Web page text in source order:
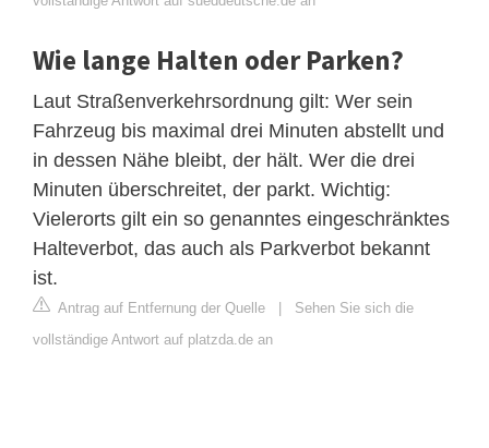
Wie lange Halten oder Parken?
Laut Straßenverkehrsordnung gilt: Wer sein
Fahrzeug bis maximal drei Minuten abstellt und
in dessen Nähe bleibt, der hält. Wer die drei
Minuten überschreitet, der parkt. Wichtig:
Vielerorts gilt ein so genanntes eingeschränktes
Halteverbot, das auch als Parkverbot bekannt
ist.
Antrag auf Entfernung der Quelle
Sehen Sie sich die
vollständige Antwort auf platzda.de an